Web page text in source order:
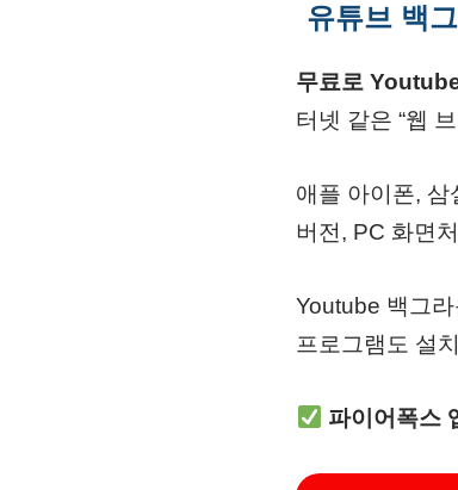
유튜브 백
무료로
터넷 같은 “웹
애플 아이폰,
버전, PC 화면
Youtube 백그
프로그램도 설
파이어폭스